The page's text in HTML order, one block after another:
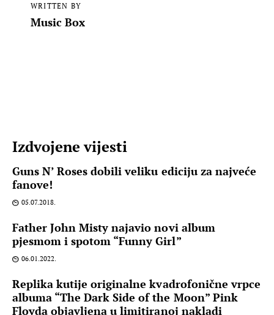
WRITTEN BY
Music Box
Izdvojene vijesti
Guns N’ Roses dobili veliku ediciju za najveće
fanove!
05.07.2018.
Father John Misty najavio novi album
pjesmom i spotom “Funny Girl”
06.01.2022.
Replika kutije originalne kvadrofonične vrpce
albuma “The Dark Side of the Moon” Pink
Floyda objavljena u limitiranoj nakladi